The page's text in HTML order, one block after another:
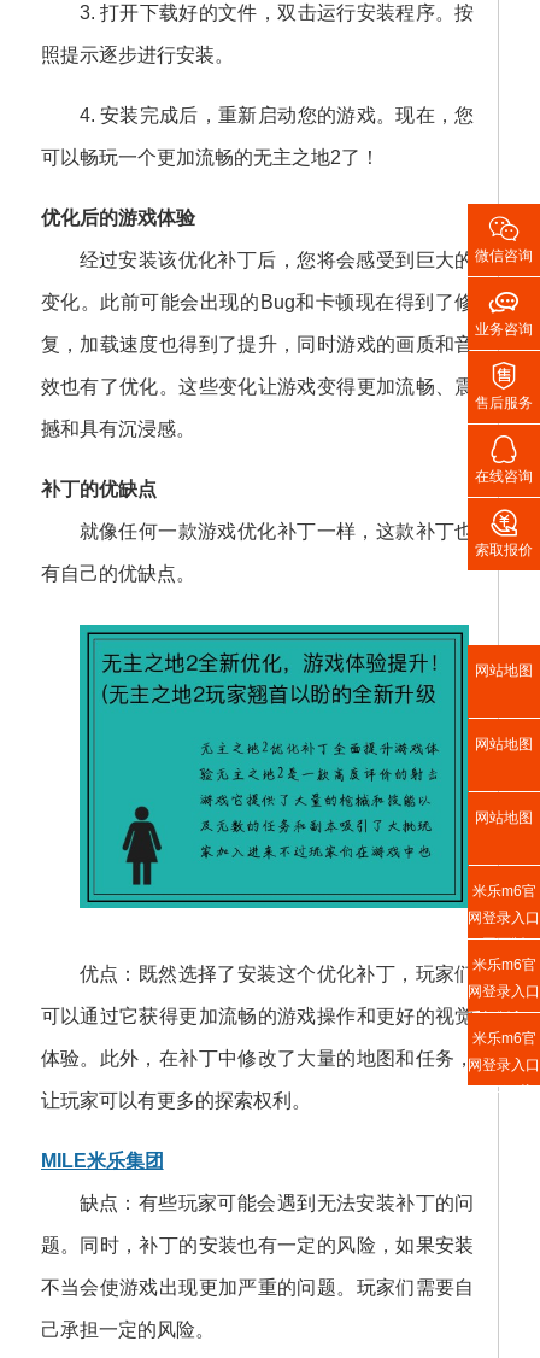
3. 打开下载好的文件，双击运行安装程序。按
照提示逐步进行安装。
4. 安装完成后，重新启动您的游戏。现在，您
可以畅玩一个更加流畅的无主之地2了！
优化后的游戏体验
经过安装该优化补丁后，您将会感受到巨大的
变化。此前可能会出现的Bug和卡顿现在得到了修
复，加载速度也得到了提升，同时游戏的画质和音
效也有了优化。这些变化让游戏变得更加流畅、震
撼和具有沉浸感。
补丁的优缺点
就像任何一款游戏优化补丁一样，这款补丁也
有自己的优缺点。
优点：既然选择了安装这个优化补丁，玩家们
可以通过它获得更加流畅的游戏操作和更好的视觉
体验。此外，在补丁中修改了大量的地图和任务，
让玩家可以有更多的探索权利。
MILE米乐集团
缺点：有些玩家可能会遇到无法安装补丁的问
题。同时，补丁的安装也有一定的风险，如果安装
不当会使游戏出现更加严重的问题。玩家们需要自
己承担一定的风险。

微信咨询

业务咨询

售后服务

在线咨询

索取报价
网站地图
网站地图
网站地图
米乐m6官
网登录入口
网页版
米乐m6官
网登录入口
手机版入口
米乐m6官
网登录入口
APP下载